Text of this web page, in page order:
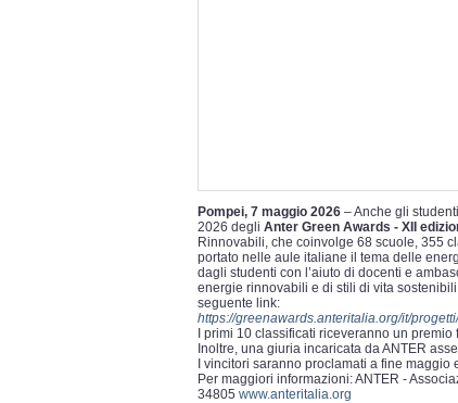
Pompei, 7 maggio 2026 – Anche gli
2026 degli Anter Green Awards - XII
Rinnovabili, che coinvolge 68 scuole, 355
portato nelle aule italiane il tema delle
dagli studenti con l’aiuto di docenti e
energie rinnovabili e di stili di vita
seguente link:
https://greenawards.anteritalia.org/it/
I primi 10 classificati riceveranno un
Inoltre, una giuria incaricata da ANTER
I vincitori saranno proclamati a fine
Per maggiori informazioni: ANTER -
34805 www.anteritalia.org